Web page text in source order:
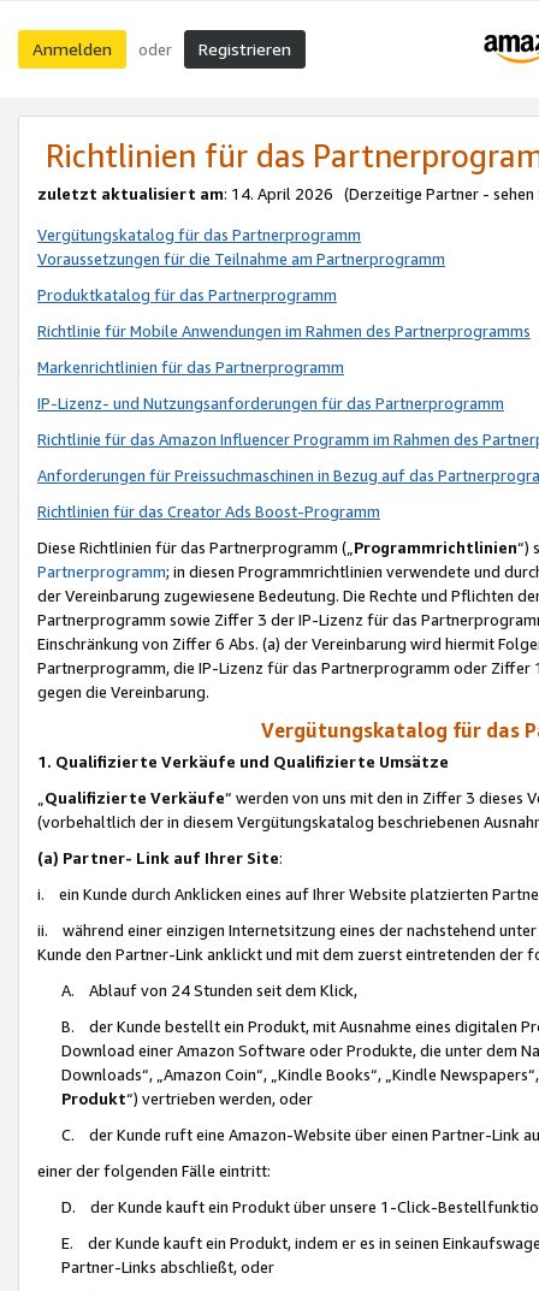
Anmelden oder Registrieren
Richtlinien für das
zuletzt aktualisiert am: 14. April 2026 (Derzeitige Partner - sehen
Vergütungskatalog für das Partnerprogramm
Voraussetzungen für die Teilnahme am Partnerprogramm
Produktkatalog für das Partnerprogramm
Richtlinie für Mobile Anwendungen im Rahmen des Partnerprogramms
Markenrichtlinien für das Partnerprogramm
IP-Lizenz- und Nutzungsanforderungen für das Partnerprogramm
Richtlinie für das Amazon Influencer Programm im Rahmen des
Anforderungen für Preissuchmaschinen in Bezug auf das
Richtlinien für das Creator Ads Boost-Programm
Diese Richtlinien für das Partnerprogramm („Programmrichtlinien“)
Partnerprogramm; in diesen Programmrichtlinien verwendete und
der Vereinbarung zugewiesene Bedeutung. Die Rechte und Pflichten
Partnerprogramm sowie Ziffer 3 der IP-Lizenz für das
Einschränkung von Ziffer 6 Abs. (a) der Vereinbarung wird hiermit
Partnerprogramm, die IP-Lizenz für das Partnerprogramm oder
gegen die Vereinbarung.
Vergütungskatalog für das
1. Qualifizierte Verkäufe und Qualifizierte Umsätze
Qualifizierte Verkäufe“ werden von uns mit den in Ziffer 3
(vorbehaltlich der in diesem Vergütungskatalog beschriebenen
(a) Partner- Link auf Ihrer Site:
i. ein Kunde durch Anklicken eines auf Ihrer Website platzierten
ii. während einer einzigen Internetsitzung eines der nachstehend
Kunde den Partner-Link anklickt und mit dem zuerst eintretenden der
A. Ablauf von 24 Stunden seit dem Klick,
B. der Kunde bestellt ein Produkt, mit Ausnahme eines digitalen
Download einer Amazon Software oder Produkte, die unter dem
Downloads“, „Amazon Coin“, „Kindle Books“, „Kindle
Produkt“) vertrieben werden, oder
C. der Kunde ruft eine Amazon-Website über einen Partner-Link
einer der folgenden Fälle eintritt:
D. der Kunde kauft ein Produkt über unsere 1-Click-
E. der Kunde kauft ein Produkt, indem er es in seinen
Partner-Links abschließt, oder